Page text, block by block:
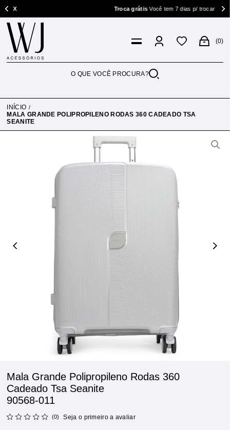
Troca grátisVocê tem 7 dias p/ trocar
0
INÍCIO
MALA GRANDE POLIPROPILENO RODAS 360 CADEADO TSA
SEANITE
Mala Grande Polipropileno Rodas 360
Cadeado Tsa Seanite
90568-011
(0) Seja o primeiro a avaliar